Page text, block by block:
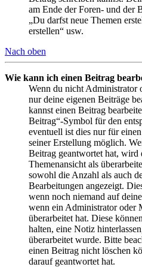
am Ende der Foren- und der
„Du darfst neue Themen
erstellen“ usw.
Nach oben
Wie kann ich einen Beitrag
Wenn du nicht Administrator
nur deine eigenen Beiträge
kannst einen Beitrag
Beitrag“-Symbol für den
eventuell ist dies nur für
seiner Erstellung möglich.
Beitrag geantwortet hat, wird
Themenansicht als
sowohl die Anzahl als auch
Bearbeitungen angezeigt.
wenn noch niemand auf
wenn ein Administrator oder
überarbeitet hat. Diese
halten, eine Notiz
überarbeitet wurde. Bitte
einen Beitrag nicht löschen
darauf geantwortet hat.